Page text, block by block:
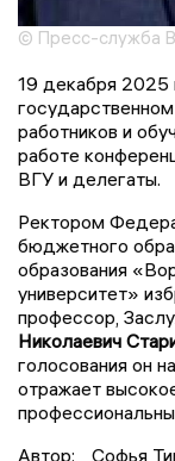
© Пресс-служба
19 декабря
работников и
работе
ВГУ и делегаты.
Ректором
бюджетного
образования
университет»
профессор,
Николаевич
голосования он
отражает
Автор:
Софья